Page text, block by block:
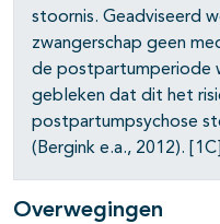
open- en
stoornis. Geadviseerd
zwangerschap geen
de postpartumperiode
gebleken dat dit het
postpartumpsychose
(Bergink e.a., 2012). [1C]
Overwegingen